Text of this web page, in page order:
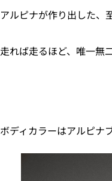
アルピナが作り出した、
走れば走るほど、唯一無
ボディカラーはアルピナ